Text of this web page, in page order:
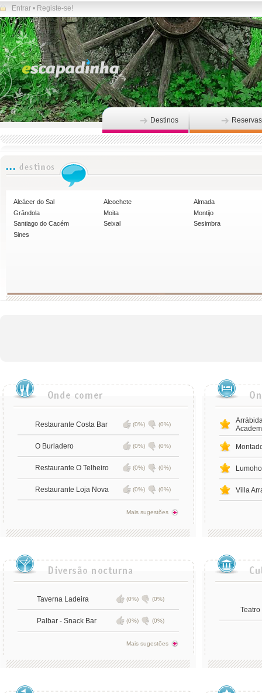
Entrar • Registe-se!
Destinos Reservas
Alcácer do Sal Alcochete
Almada
Grândola
Moita
Montijo
Santiago do Cacém
Seixal
Sesimbra
Sines
Restaurante Costa Bar (0%) (0%)
O Burladero (0%) (0%)
Restaurante O Telheiro (0%) (0%)
Restaurante Loja Nova (0%) (0%)
Mais sugestões
Villa
Taverna Ladeira (0%) (0%)
Palbar - Snack Bar (0%) (0%)
Mais sugestões
Teatro